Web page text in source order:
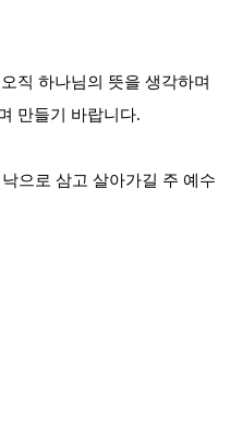
직 하나님의 뜻을 생각하며
만들기 바랍니다.
으로 삼고 살아가길 주 예수